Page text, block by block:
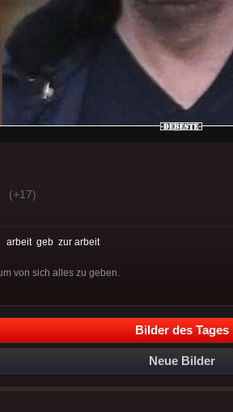
(+17)
arbeit geb zur arbeit
von sich alles zu geben.
Bilder des Tages
Neue Bilder